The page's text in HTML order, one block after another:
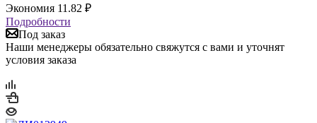
Экономия 11.82 ₽
Подробности
Под заказ
Наши менеджеры обязательно свяжутся с вами и уточнят
условия заказа